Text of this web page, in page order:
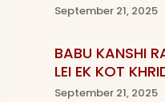
September 21, 2025
BABU KANSHI
LEI EK KOT
September 21, 2025